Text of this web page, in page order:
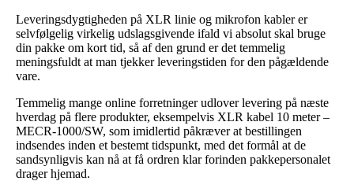
Leveringsdygtigheden på XLR linie og mikrofon kabler er
selvfølgelig virkelig udslagsgivende ifald vi absolut skal bruge
din pakke om kort tid, så af den grund er det temmelig
meningsfuldt at man tjekker leveringstiden for den pågældende
vare.
Temmelig mange online forretninger udlover levering på næste
hverdag på flere produkter, eksempelvis XLR kabel 10 meter –
MECR-1000/SW, som imidlertid påkræver at bestillingen
indsendes inden et bestemt tidspunkt, med det formål at de
sandsynligvis kan nå at få ordren klar forinden pakkepersonalet
drager hjemad.